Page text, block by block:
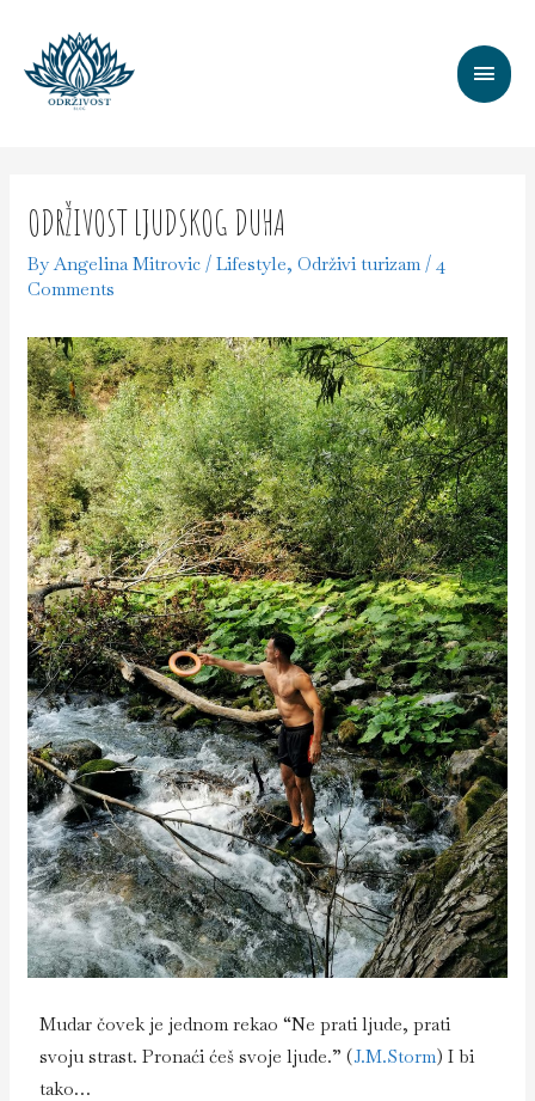
ODRŽIVOST LJUDSKOG DUHA
ByAngelina Mitrovic /Lifestyle,Održivi turizam/4
Comments
Mudar čovek je jednom rekao “Ne prati ljude, prati
svoju strast. Pronaći ćeš svoje ljude.” (J.M.Storm) I bi
tako…